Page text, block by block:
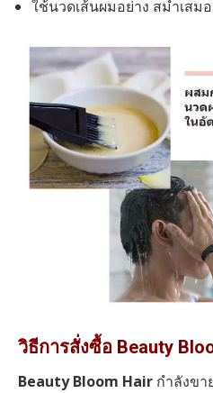
ใช้นวดเส้นผมอย่าง สม่ำเสม
วิธีการสั่งซื้อ Beauty
Beauty Bloom Hair กำลังขา